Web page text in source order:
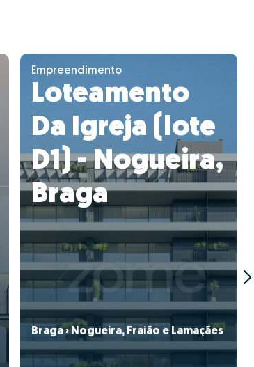
Empreendimento
Loteamento
Da Igreja (lote
D1) - Nogueira,
Braga
Braga › Nogueira, Fraião e Lamaçães